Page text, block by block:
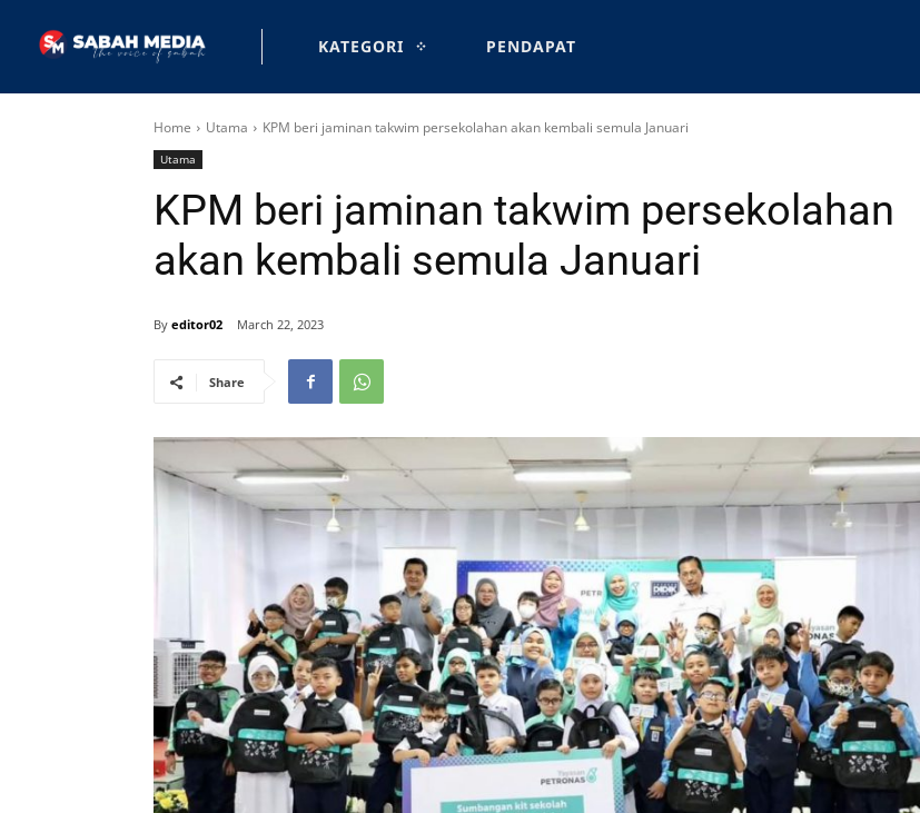
KATEGORI PENDAPAT
Home Utama KPM beri jaminan takwim persekolahan akan kembali semula Januari
Utama
KPM beri jaminan takwim persekolahan
akan kembali semula Januari
By editor02 March 22, 2023
Share